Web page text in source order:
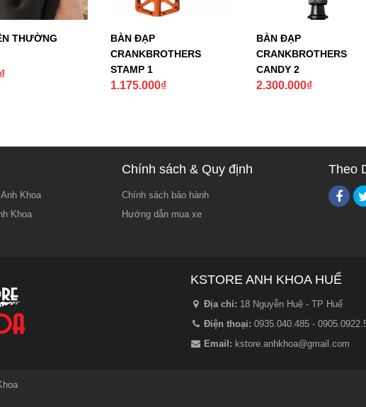
THƯỜNG
₫
BÀN ĐẠP
CRANKBROTHERS
STAMP 1
1.175.000₫
BÀN ĐẠP
CRANKBROTHERS
CANDY 2
2.300.000₫
Khoa
Khoa
Chính sách & Quy định
Chính sách bảo hành
Hướng dẫn mua xe
Theo
KSTORE ANH KHOA HUẾ
Địa chỉ: 18 Nguyễn Huệ - TP Huế
Điện thoại: 0935.040.485 -
Email: kstore.anhkhoa@gmail.com